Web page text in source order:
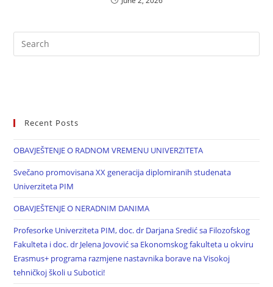
Recent Posts
OBAVJEŠTENJE O RADNOM VREMENU UNIVERZITETA
Svečano promovisana XX generacija diplomiranih studenata
Univerziteta PIM
OBAVJEŠTENJE O NERADNIM DANIMA
Profesorke Univerziteta PIM, doc. dr Darjana Sredić sa Filozofskog
Fakulteta i doc. dr Jelena Jovović sa Ekonomskog fakulteta u okviru
Erasmus+ programa razmjene nastavnika borave na Visokoj
tehničkoj školi u Subotici!